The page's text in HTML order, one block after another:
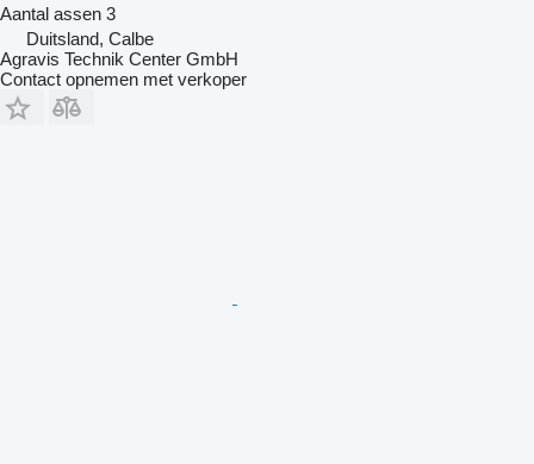
Aantal assen 3
Duitsland, Calbe
Agravis Technik Center GmbH
Contact opnemen met verkoper